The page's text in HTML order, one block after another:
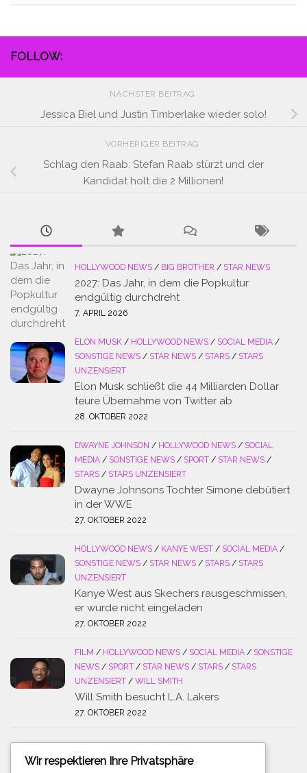
FOLLOW:
NÄCHSTER BEITRAG
Jessica Biel und Justin Timberlake wieder solo!
VORHERIGER BEITRAG
Schlag den Raab: Stefan Raab stürzt und der
Kandidat holt die 2 Millionen!
HOLLYWOOD NEWS / BIG BROTHER / STAR NEWS
2027: Das Jahr, in dem die Popkultur
endgültig durchdreht
7. APRIL 2026
ELON MUSK / HOLLYWOOD NEWS / SOCIAL MEDIA /
SONSTIGE NEWS / STAR NEWS / STARS / STARS
UNZENSIERT
Elon Musk schließt die 44 Milliarden Dollar
teure Übernahme von Twitter ab
28. OKTOBER 2022
DWAYNE JOHNSON / HOLLYWOOD NEWS / SOCIAL
MEDIA / SONSTIGE NEWS / SPORT / STAR NEWS /
STARS / STARS UNZENSIERT
Dwayne Johnsons Tochter Simone debütiert
in der WWE
27. OKTOBER 2022
HOLLYWOOD NEWS / KANYE WEST / SOCIAL MEDIA /
SONSTIGE NEWS / STAR NEWS / STARS / STARS
UNZENSIERT
Kanye West aus Skechers rausgeschmissen,
er wurde nicht eingeladen
27. OKTOBER 2022
FILM / HOLLYWOOD NEWS / SOCIAL MEDIA / SONSTIGE
NEWS / SPORT / STAR NEWS / STARS / STARS
UNZENSIERT / WILL SMITH
Will Smith besucht L.A. Lakers
27. OKTOBER 2022
Wir respektieren Ihre Privatsphäre